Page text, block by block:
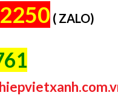
( ZALO)